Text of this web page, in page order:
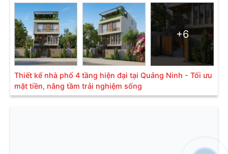
+6
Thiết kế nhà phố 4 tầng hiện đại tại Quảng Ninh - Tối ưu
mặt tiền, nâng tầm trải nghiệm sống